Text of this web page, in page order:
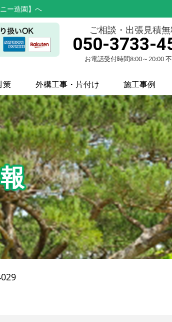
ー造園】へ
ご相談・出張見積
050-3733-
お電話受付時間8:00～20:00
策 外構工事・片付け 施工事例